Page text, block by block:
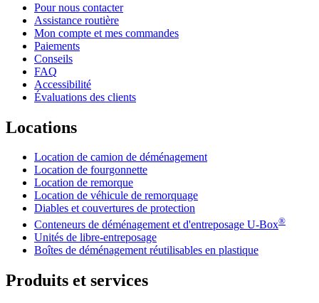
Pour nous contacter
Assistance routière
Mon compte et mes commandes
Paiements
Conseils
FAQ
Accessibilité
Évaluations des clients
Locations
Location de camion de déménagement
Location de fourgonnette
Location de remorque
Location de véhicule de remorquage
Diables et couvertures de protection
Conteneurs de déménagement et d'entreposage U-Box®
Unités de libre-entreposage
Boîtes de déménagement réutilisables en plastique
Produits et services